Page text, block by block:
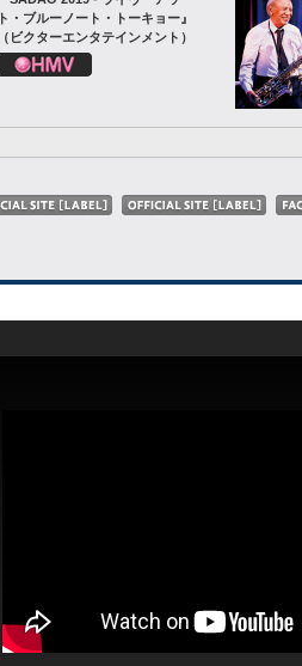
ト・ブルーノート・トーキョー』
（ビクターエンタテインメント）